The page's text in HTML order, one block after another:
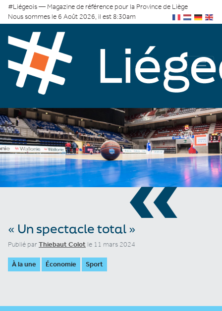
#Liégeois — Magazine de référence pour la Province de Liège
Nous sommes le 6 Août 2026, il est 8:30am
«
« Un spectacle total »
Publié parThiebaut Colot le 11 mars 2024
À la une Économie Sport